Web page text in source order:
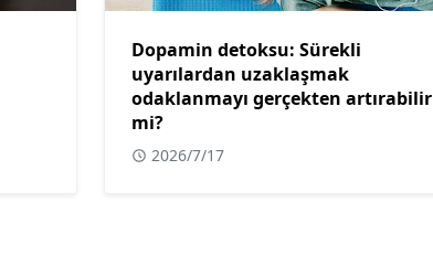
Dopamin detoksu: Sürekli
uyarılardan uzaklaşmak
odaklanmayı gerçekten artırabilir
mi?
2026/7/17